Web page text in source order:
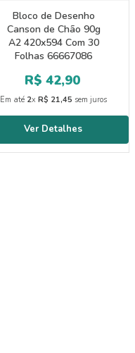
Bloco de Desenho
Canson de Chão 90g
A2 420x594 Com 30
Folhas 66667086
R$ 42,90
Em até 2x R$ 21,45 sem juros